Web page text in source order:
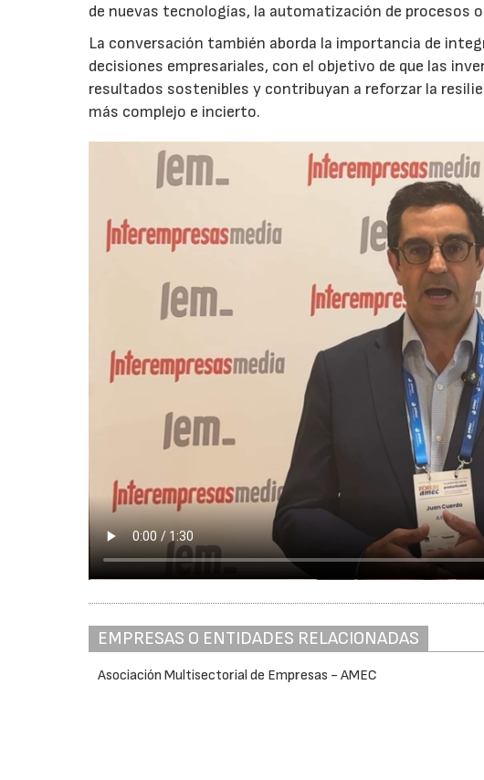
de nuevas tecnologías, la automatización de procesos
La conversación también aborda la importancia de
decisiones empresariales, con el objetivo de que las
resultados sostenibles y contribuyan a reforzar la
más complejo e incierto.
EMPRESAS O ENTIDADES RELACIONADAS
Asociación Multisectorial de Empresas - AMEC